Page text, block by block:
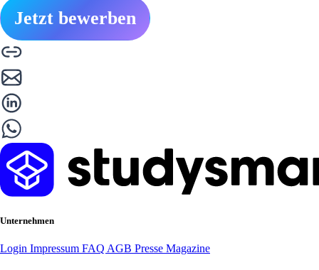
Jetzt bewerben
Unternehmen
Login Impressum FAQ AGB Presse Magazine